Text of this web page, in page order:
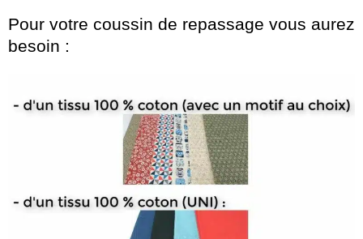
Pour votre coussin de repassage vous aurez
besoin :